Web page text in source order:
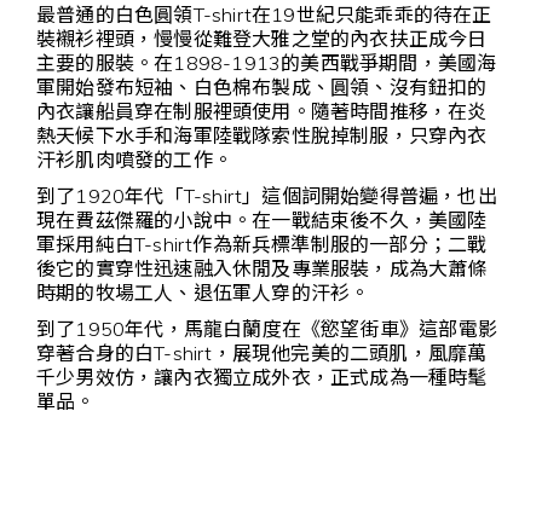
最普通的白色圓領T-shirt在19世紀只能乖乖的待在正
裝襯衫裡頭，慢慢從難登大雅之堂的內衣扶正成今日
主要的服裝。在1898-1913的美西戰爭期間，美國海
軍開始發布短袖、白色棉布製成、圓領、沒有鈕扣的
內衣讓船員穿在制服裡頭使用。隨著時間推移，在炎
熱天候下水手和海軍陸戰隊索性脫掉制服，只穿內衣
汗衫肌肉噴發的工作。
到了1920年代「T-shirt」這個詞開始變得普遍，也出
現在費茲傑羅的小說中。在一戰結束後不久，美國陸
軍採用純白T-shirt作為新兵標準制服的一部分；二戰
後它的實穿性迅速融入休閒及專業服裝，成為大蕭條
時期的牧場工人、退伍軍人穿的汗衫。
到了1950年代，馬龍白蘭度在《慾望街車》這部電影
穿著合身的白T-shirt，展現他完美的二頭肌，風靡萬
千少男效仿，讓內衣獨立成外衣，正式成為一種時髦
單品。